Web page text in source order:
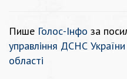
Пише Голос-Інфо за
управління ДСНС України
області